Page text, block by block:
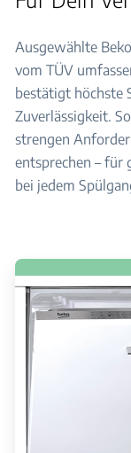
Ausgewählte
vom TÜV
bestätigt höchste
Zuverlässigkeit.
strengen
entsprechen – für
bei jedem